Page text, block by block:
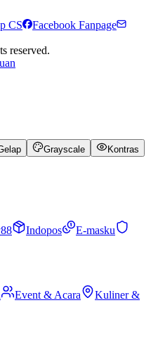
CS
Facebook Fanpage
reserved.
Grayscale Kontras
Indopos
E-masku
Event & Acara
Kuliner &